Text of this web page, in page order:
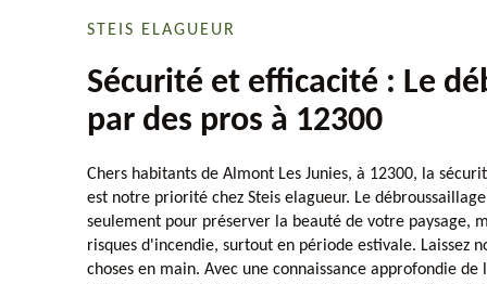
STEIS ELAGUEUR
Sécurité et efficacité : Le
par des pros à 12300
Chers habitants de Almont Les Junies, à 12300, la
est notre priorité chez Steis elagueur. Le
seulement pour préserver la beauté de votre paysage,
risques d'incendie, surtout en période estivale. Laissez
choses en main. Avec une connaissance approfondie